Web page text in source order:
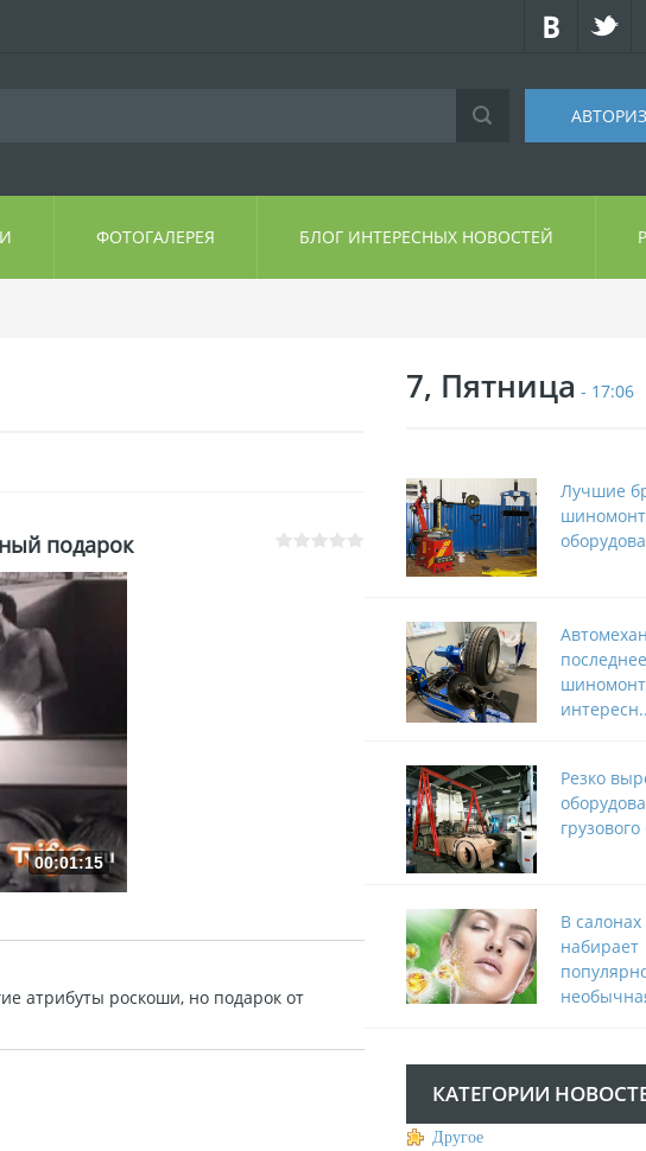
ФОТОГАЛЕРЕЯ БЛОГ ИНТЕРЕСНЫХ НОВОСТЕЙ
подарок
00:01:15
атрибуты роскоши, но подарок от
7, Пятница - 17:06
Лучшие
Резко
В
набирает
КАТЕГОРИИ
Другое